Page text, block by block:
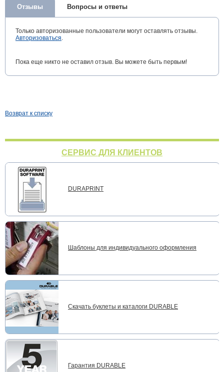
Отзывы Вопросы и ответы
Только авторизованные пользователи могут оставлять отзывы.
Авторизоваться.
Пока еще никто не оставил отзыв. Вы можете быть первым!
Возврат к списку
СЕРВИС ДЛЯ КЛИЕНТОВ
DURAPRINT
Шаблоны для индивидуального оформления
Скачать буклеты и каталоги DURABLE
Гарантия DURABLE